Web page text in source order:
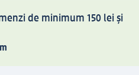
de minimum 150 lei și